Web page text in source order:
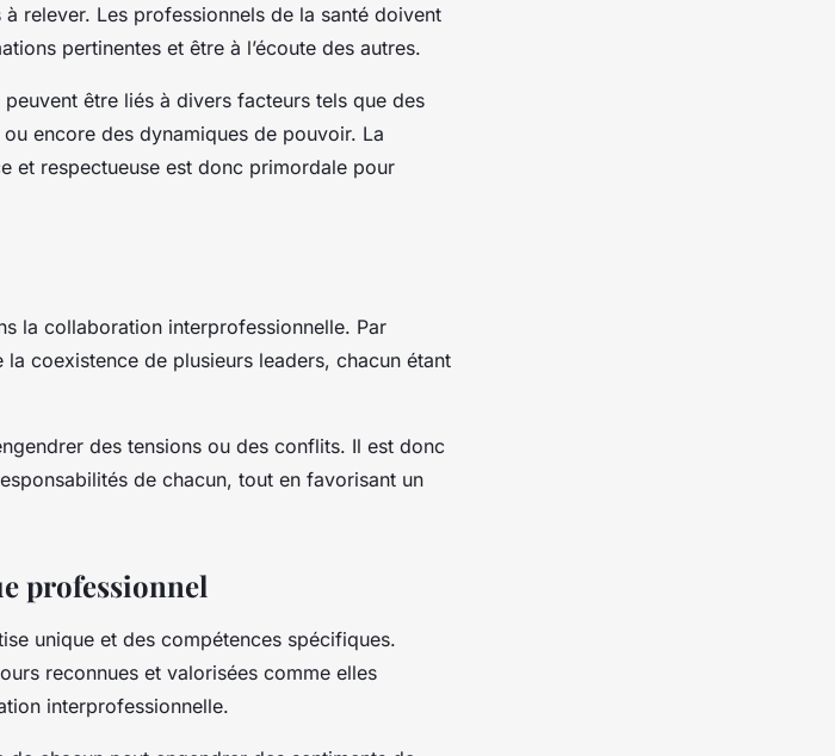
relever. Les professionnels de la santé doivent
pertinentes et être à l’écoute des autres.
être liés à divers facteurs tels que des
encore des dynamiques de pouvoir. La
et respectueuse est donc primordale pour
la collaboration interprofessionnelle. Par
coexistence de plusieurs leaders, chacun étant
des tensions ou des conflits. Il est donc
de chacun, tout en favorisant un
professionnel
unique et des compétences spécifiques.
reconnues et valorisées comme elles
interprofessionnelle.